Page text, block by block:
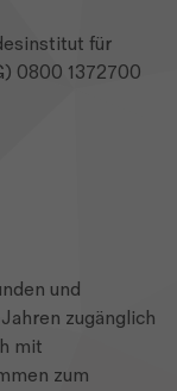
für
0800 1372700
und
zugänglich
mit
zum